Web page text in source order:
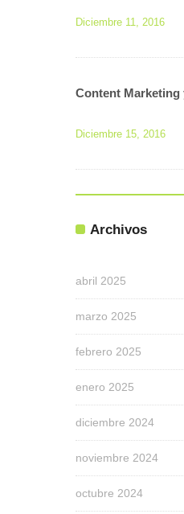
Diciembre 11, 2016
Content Marketing
Diciembre 15, 2016
Archivos
abril 2025
marzo 2025
febrero 2025
enero 2025
diciembre 2024
noviembre 2024
octubre 2024